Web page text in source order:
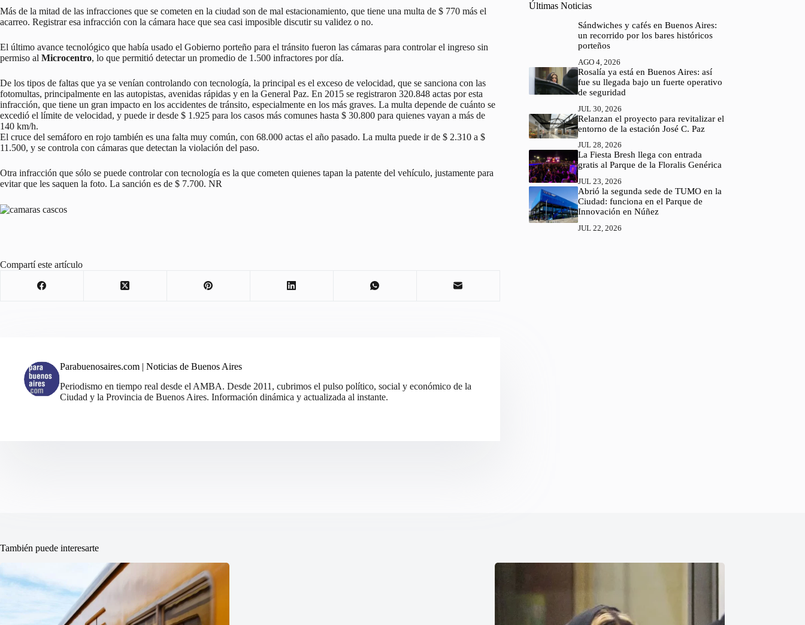
Más de la mitad de las infracciones que se cometen en la ciudad son de mal estacionamiento, que tiene una multa de $ 770 más el
acarreo. Registrar esa infracción con la cámara hace que sea casi imposible discutir su validez o no.
El último avance tecnológico que había usado el Gobierno porteño para el tránsito fueron las cámaras para controlar el ingreso sin
permiso al Microcentro, lo que permitió detectar un promedio de 1.500 infractores por día.
De los tipos de faltas que ya se venían controlando con tecnología, la principal es el exceso de velocidad, que se sanciona con las
fotomultas, principalmente en las autopistas, avenidas rápidas y en la General Paz. En 2015 se registraron 320.848 actas por esta
infracción, que tiene un gran impacto en los accidentes de tránsito, especialmente en los más graves. La multa depende de cuánto se
excedió el límite de velocidad, y puede ir desde $ 1.925 para los casos más comunes hasta $ 30.800 para quienes vayan a más de
140 km/h.
El cruce del semáforo en rojo también es una falta muy común, con 68.000 actas el año pasado. La multa puede ir de $ 2.310 a $
11.500, y se controla con cámaras que detectan la violación del paso.
Otra infracción que sólo se puede controlar con tecnología es la que cometen quienes tapan la patente del vehículo, justamente para
evitar que les saquen la foto. La sanción es de $ 7.700. NR
Compartí este artículo
Parabuenosaires.com | Noticias de Buenos Aires
Periodismo en tiempo real desde el AMBA. Desde 2011, cubrimos el pulso político, social y económico de la
Ciudad y la Provincia de Buenos Aires. Información dinámica y actualizada al instante.
Últimas Noticias
Sándwiches y cafés en Buenos Aires:
un recorrido por los bares históricos
porteños
AGO 4, 2026
Rosalía ya está en Buenos Aires: así
fue su llegada bajo un fuerte operativo
de seguridad
JUL 30, 2026
Relanzan el proyecto para revitalizar el
entorno de la estación José C. Paz
JUL 28, 2026
La Fiesta Bresh llega con entrada
gratis al Parque de la Floralis Genérica
JUL 23, 2026
Abrió la segunda sede de TUMO en la
Ciudad: funciona en el Parque de
Innovación en Núñez
JUL 22, 2026
También puede interesarte